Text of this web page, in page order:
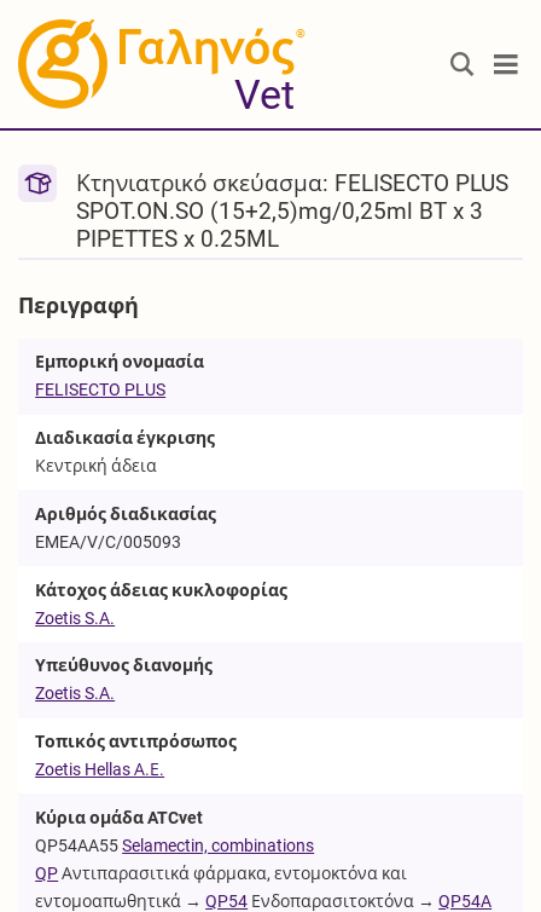
®
Vet
Κτηνιατρικό σκεύασμα: FELISECTO PLUS
SPOT.ON.SO (15+2,5)mg/0,25ml BT x 3
PIPETTES x 0.25ML
Περιγραφή
Εμπορική ονομασία
FELISECTO PLUS
Διαδικασία έγκρισης
Κεντρική άδεια
Αριθμός διαδικασίας
EMEA/V/C/005093
Κάτοχος άδειας κυκλοφορίας
Zoetis S.A.
Υπεύθυνος διανομής
Zoetis S.A.
Τοπικός αντιπρόσωπος
Zoetis Hellas Α.Ε.
Κύρια ομάδα ATCvet
QP54AA55Selamectin, combinations
QPΑντιπαρασιτικά φάρμακα, εντομοκτόνα και
εντομοαπωθητικά →QP54 Ενδοπαρασιτοκτόνα →QP54A